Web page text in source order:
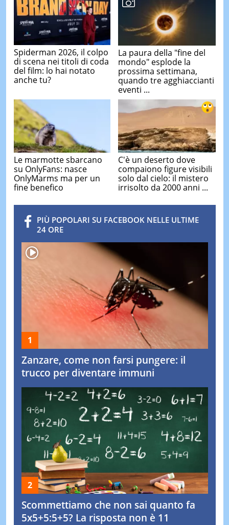
Spiderman 2026, il colpo
di scena nei titoli di coda
del film: lo hai notato
anche tu?
La paura della "fine del
mondo" esplode la
prossima settimana,
quando tre agghiaccianti
eventi ...
Le marmotte sbarcano
su OnlyFans: nasce
OnlyMarms ma per un
fine benefico
C'è un deserto dove
compaiono figure visibili
solo dal cielo: il mistero
irrisolto da 2000 anni ...
PIÙ POPOLARI SU FACEBOOK NELLE ULTIME
24 ORE
Zanzare, come non farsi pungere: il
trucco per diventare immuni
Scommettiamo che non sai quanto fa
5x5+5:5+5? La risposta non è 11